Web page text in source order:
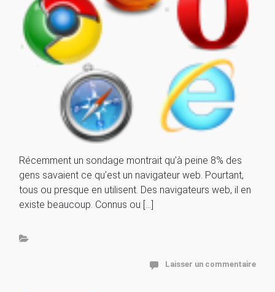
Récemment un sondage montrait qu’à peine 8% des
gens savaient ce qu’est un navigateur web. Pourtant,
tous ou presque en utilisent. Des navigateurs web, il en
existe beaucoup. Connus ou […]
Laisser un commentaire